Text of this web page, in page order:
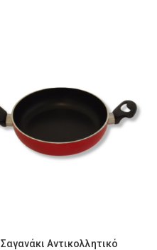
Σαγανάκι Αντικολλητικό